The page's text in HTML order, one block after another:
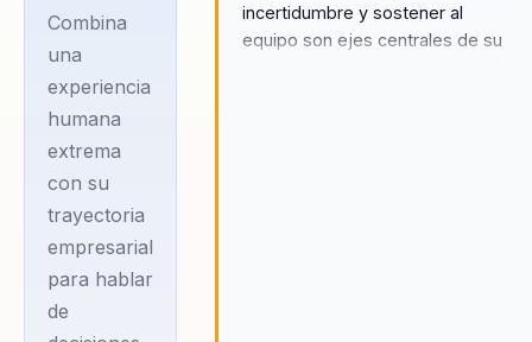
Combina
una
experiencia
humana
extrema
con su
trayectoria
empresarial
para hablar
de
incertidumbre y sostener al
equipo son ejes centrales de su